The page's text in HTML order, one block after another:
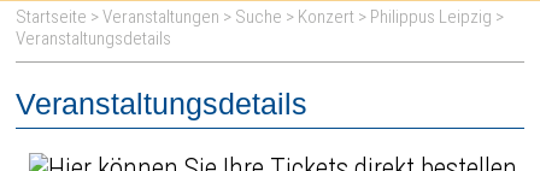
Startseite >Veranstaltungen > Suche > Konzert > Philippus Leipzig >
Veranstaltungsdetails
Veranstaltungsdetails